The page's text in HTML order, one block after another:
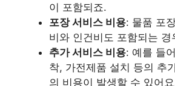
이 포함되죠.
포장 서비스 비용: 물품 포
비와 인건비도 포함되는 경
추가 서비스 비용: 예를 들
착, 가전제품 설치 등의 추
의 비용이 발생할 수 있어